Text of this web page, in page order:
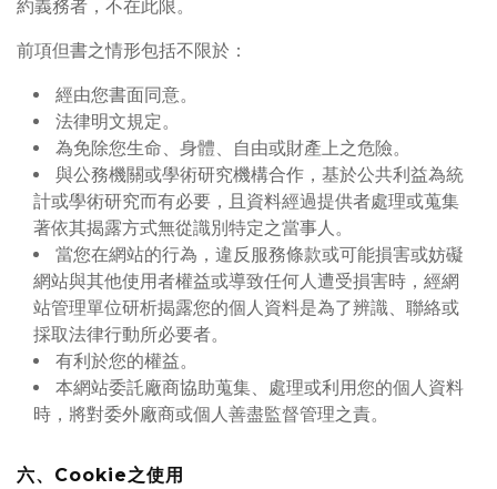
約義務者，不在此限。
前項但書之情形包括不限於：
經由您書面同意。
法律明文規定。
為免除您生命、身體、自由或財產上之危險。
與公務機關或學術研究機構合作，基於公共利益為統
計或學術研究而有必要，且資料經過提供者處理或蒐集
著依其揭露方式無從識別特定之當事人。
當您在網站的行為，違反服務條款或可能損害或妨礙
網站與其他使用者權益或導致任何人遭受損害時，經網
站管理單位研析揭露您的個人資料是為了辨識、聯絡或
採取法律行動所必要者。
有利於您的權益。
本網站委託廠商協助蒐集、處理或利用您的個人資料
時，將對委外廠商或個人善盡監督管理之責。
六、Cookie之使用